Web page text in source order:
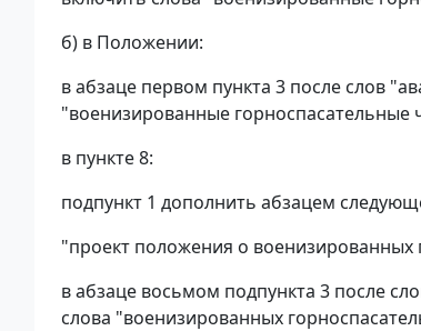
б) в Положении:
в абзаце первом пункта 3 после слов
"военизированные горноспасательные
в пункте 8:
подпункт 1 дополнить абзацем
"проект положения о военизированных
в абзаце восьмом подпункта 3 после
слова "военизированных